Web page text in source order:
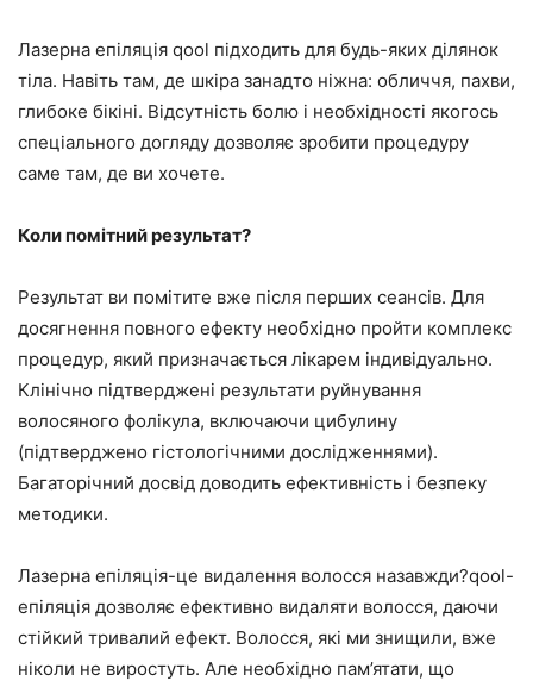
Лазерна епіляція qool підходить для будь-яких ділянок
тіла. Навіть там, де шкіра занадто ніжна: обличчя, пахви,
глибоке бікіні. Відсутність болю і необхідності якогось
спеціального догляду дозволяє зробити процедуру
саме там, де ви хочете.
Коли помітний результат?
Результат ви помітите вже після перших сеансів. Для
досягнення повного ефекту необхідно пройти комплекс
процедур, який призначається лікарем індивідуально.
Клінічно підтверджені результати руйнування
волосяного фолікула, включаючи цибулину
(підтверджено гістологічними дослідженнями).
Багаторічний досвід доводить ефективність і безпеку
методики.
Лазерна епіляція-це видалення волосся назавжди?qool-
епіляція дозволяє ефективно видаляти волосся, даючи
стійкий тривалий ефект. Волосся, які ми знищили, вже
ніколи не виростуть. Але необхідно пам’ятати, що